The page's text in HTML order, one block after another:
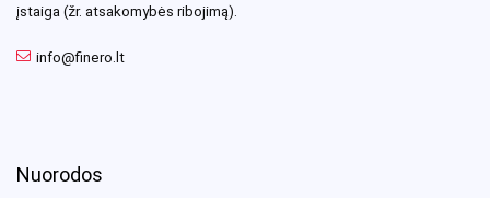
įstaiga (žr. atsakomybės ribojimą).
info@finero.lt
Nuorodos